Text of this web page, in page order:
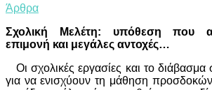
Άρθρα
Σχολική Μελέτη: υπόθεση που
επιμονή και μεγάλες αντοχές…
Οι σχολικές εργασίες και το διάβασμα
για να ενισχύουν τη μάθηση